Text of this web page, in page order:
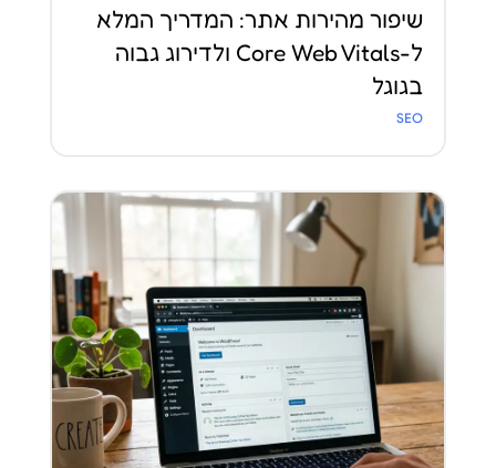
שיפור מהירות אתר: המדריך המלא
ל-Core Web Vitals ולדירוג גבוה
בגוגל
SEO